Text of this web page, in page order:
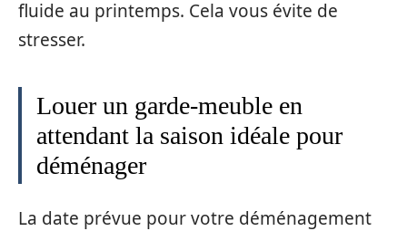
fluide au printemps. Cela vous évite de
stresser.
Louer un garde-meuble en
attendant la saison idéale pour
déménager
La date prévue pour votre déménagement